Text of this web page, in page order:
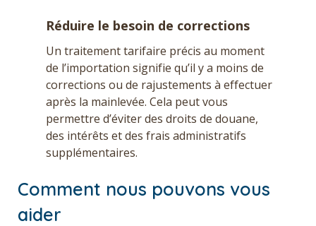
Réduire le besoin de corrections
Un traitement tarifaire précis au moment
de l’importation signifie qu’il y a moins de
corrections ou de rajustements à effectuer
après la mainlevée. Cela peut vous
permettre d’éviter des droits de douane,
des intérêts et des frais administratifs
supplémentaires.
Comment nous pouvons vous
aider